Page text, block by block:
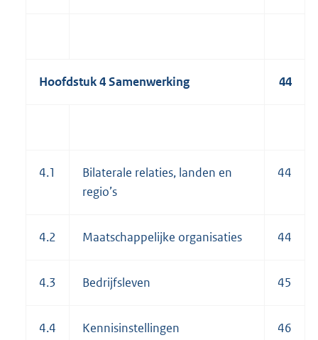
Hoofdstuk 4 Samenwerking 44
4.1
Bilaterale relaties, landen en
regio’s
44
4.2 Maatschappelijke organisaties 44
4.3 Bedrijfsleven 45
4.4 Kennisinstellingen 46